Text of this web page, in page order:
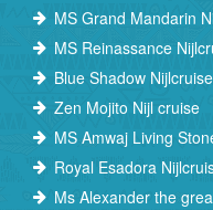
MS Grand Mandarin
MS Reinassance
Blue Shadow
Zen Mojito Nijl cruise
MS Amwaj Living
Royal Esadora
Ms Alexander the